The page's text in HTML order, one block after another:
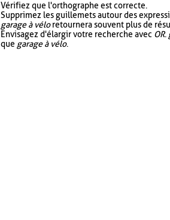
Vérifiez que l'orthographe est correcte.
Supprimez les guillemets autour des
garage à véloretournera souvent plus de
Envisagez d'élargir votre recherche avec OR.
que garage à vélo.